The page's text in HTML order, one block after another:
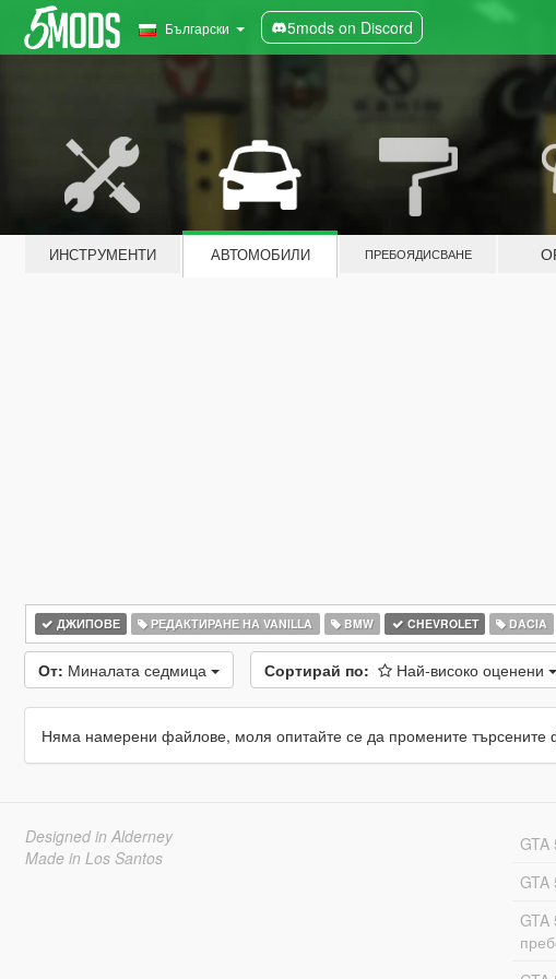
Български 5mods on Discord
ИНСТРУМЕНТИ АВТОМОБИЛИ ПРЕБОЯДИСВАНЕ
ДЖИПОВЕ РЕДАКТИРАНЕ НА VANILLA BMW CHEVROLET DACIA
От: Миналата седмица Сортирай по: Най-високо оценени
Няма намерени файлове, моля опитайте се да промените търсените
Designed in Alderney
Made in Los Santos
GTA
GTA
GTA